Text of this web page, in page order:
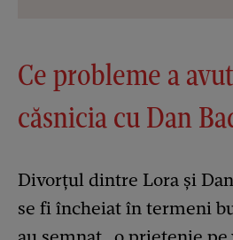
Ce probleme a
căsnicia cu Dan
Divorțul dintre Lora și Dan
se fi încheiat în termeni